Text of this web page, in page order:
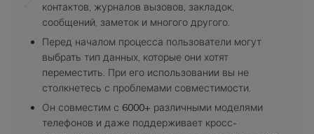
контактов, журналов вызовов, закладок,
сообщений, заметок и многого другого.
Перед началом процесса пользователи могут
выбрать тип данных, которые они хотят
переместить. При его использовании вы не
столкнетесь с проблемами совместимости.
Он совместим с 6000+ различными моделями
телефонов и даже поддерживает кросс-